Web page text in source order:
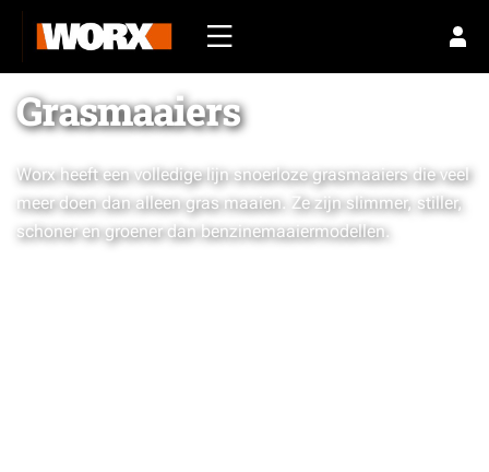
Grasmaaiers
Worx heeft een volledige lijn snoerloze grasmaaiers die veel
meer doen dan alleen gras maaien. Ze zijn slimmer, stiller,
schoner en groener dan benzinemaaiermodellen.